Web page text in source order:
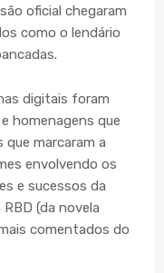
oficial chegaram
como o lendário
digitais foram
homenagens que
que marcaram a
envolvendo os
e sucessos da
(da novela
comentados do